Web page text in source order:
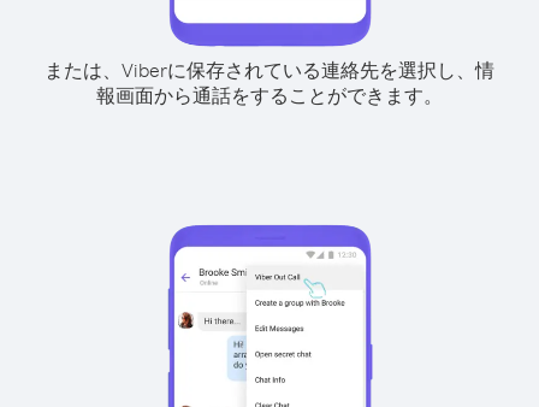
または、Viberに保存されている連絡先を選択し、情
報画面から通話をすることができます。